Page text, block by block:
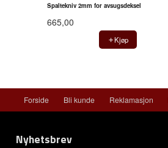
Spaltekniv 2mm for avsugsdeksel
665,00
Kjøp
Forside Bli kunde Reklamasjon
Nyhetsbrev